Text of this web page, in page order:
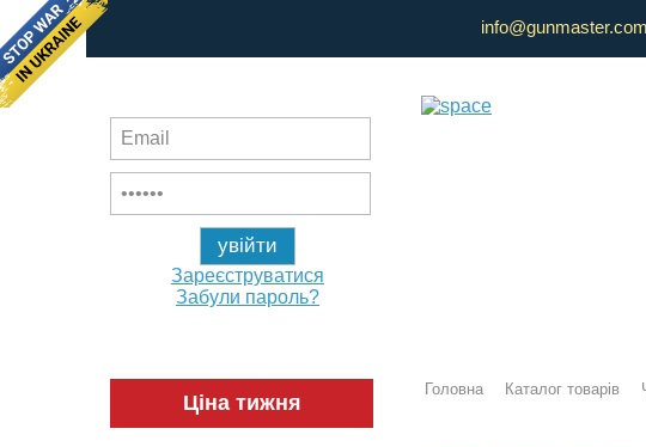
Зареєструватися
Забули пароль?
Ціна тижня
Головна Каталог товарів